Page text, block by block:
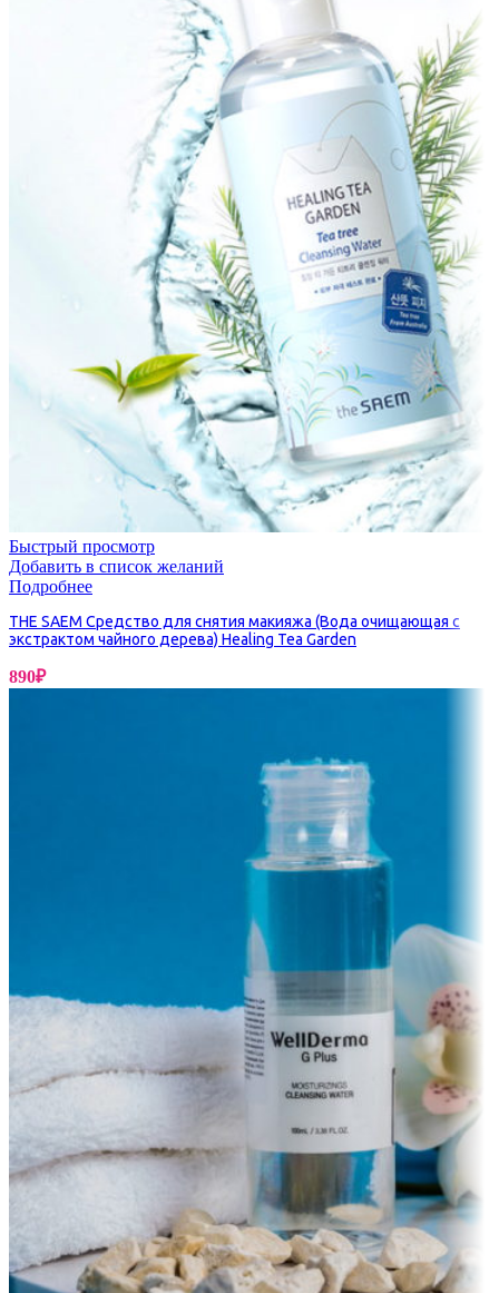
Быстрый просмотр
Добавить в список желаний
Подробнее
THE SAEM Средство для снятия макияжа (Вода очищающая с
экстрактом чайного дерева) Healing Tea Garden
890₽